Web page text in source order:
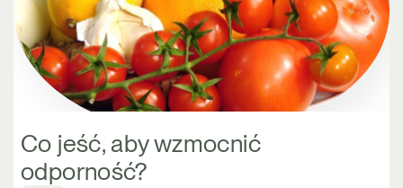
Co jeść, aby wzmocnić
odporność?